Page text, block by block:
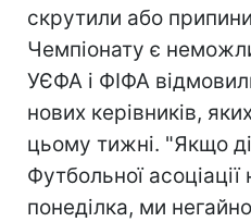
скрутили або
Чемпіонату є
УЄФА і ФІФА
нових керівників,
цьому тижні. "Якщо
Футбольної
понеділка, ми